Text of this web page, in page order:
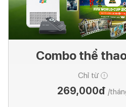
Combo thể
Chỉ từ
269,000đ /